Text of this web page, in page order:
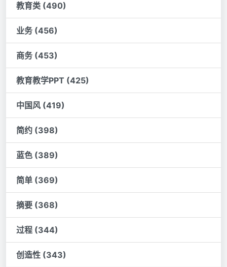
教育类 (490)
业务 (456)
商务 (453)
教育教学PPT (425)
中国风 (419)
简约 (398)
蓝色 (389)
简单 (369)
摘要 (368)
过程 (344)
创造性 (343)